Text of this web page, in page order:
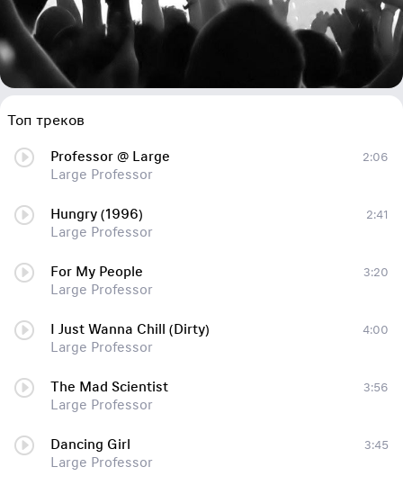
Топ треков
Professor @ Large
Large Professor
2:06
Hungry (1996)
Large Professor
2:41
For My People
Large Professor
3:20
I Just Wanna Chill (Dirty)
Large Professor
4:00
The Mad Scientist
Large Professor
3:56
Dancing Girl
Large Professor
3:45